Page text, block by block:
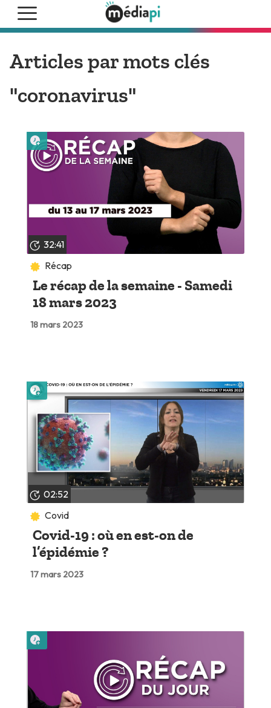
Articles par mots clés
"coronavirus"
32:41
Récap
Le récap de la semaine - Samedi
18 mars 2023
18 mars 2023
Lire plus tard
02:52
Covid
Covid-19 : où en est-on de
l’épidémie ?
17 mars 2023
Lire plus tard